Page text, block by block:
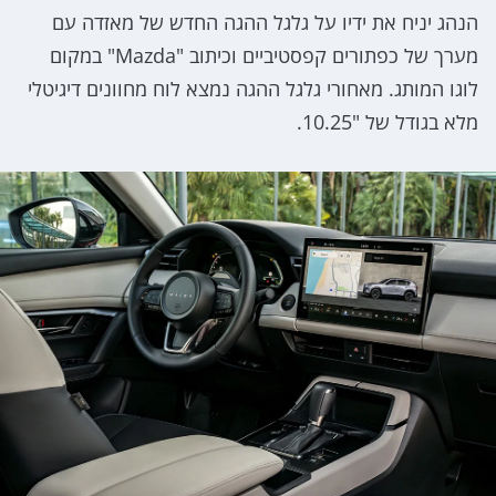
הנהג יניח את ידיו על גלגל ההגה החדש של מאזדה עם
מערך של כפתורים קפסטיביים וכיתוב "Mazda" במקום
לוגו המותג. מאחורי גלגל ההגה נמצא לוח מחוונים דיגיטלי
מלא בגודל של "10.25.